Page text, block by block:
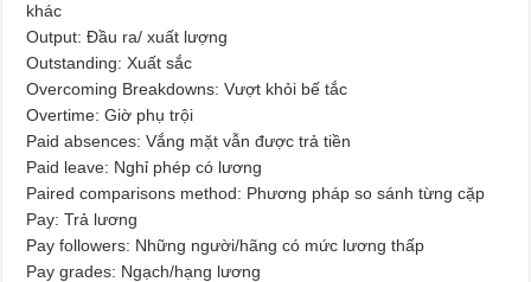
khác
Output: Đầu ra/ xuất lượng
Outstanding: Xuất sắc
Overcoming Breakdowns: Vượt khỏi bế tắc
Overtime: Giờ phụ trội
Paid absences: Vắng mặt vẫn được trả tiền
Paid leave: Nghỉ phép có lương
Paired comparisons method: Phương pháp so sánh từng cặp
Pay: Trả lương
Pay followers: Những người/hãng có mức lương thấp
Pay grades: Ngạch/hạng lương